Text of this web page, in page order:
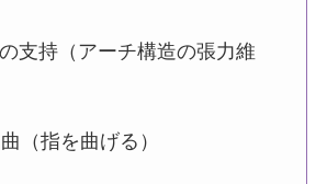
支持（アーチ構造の張力維
（指を曲げる）